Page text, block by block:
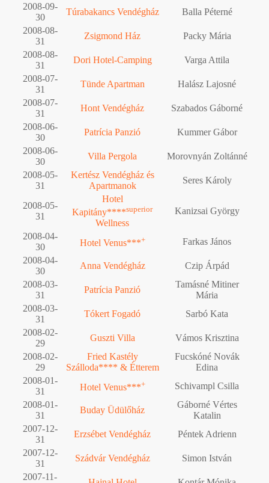
2008-09-
30
Túrabakancs Vendégház
Balla Péterné
2008-08-
31
Zsigmond Ház
Packy Mária
2008-08-
31
Dori Hotel-Camping
Varga Attila
2008-07-
31
Tünde Apartman
Halász Lajosné
2008-07-
31
Hont Vendégház
Szabados Gáborné
2008-06-
30
Patrícia Panzió
Kummer Gábor
2008-06-
30
Villa Pergola
Morovnyán Zoltánné
2008-05-
31
Kertész Vendégház és
Apartmanok
Seres Károly
2008-05-
31
Hotel
Kapitány****superior
Wellness
Kanizsai György
2008-04-
30
Hotel Venus***+
Farkas János
2008-04-
30
Anna Vendégház
Czip Árpád
2008-03-
31
Patrícia Panzió
Tamásné Mitiner
Mária
2008-03-
31
Tókert Fogadó
Sarbó Kata
2008-02-
29
Guszti Villa
Vámos Krisztina
2008-02-
29
Fried Kastély
Szálloda**** & Étterem
Fucskóné Novák
Edina
2008-01-
31
Hotel Venus***+
Schivampl Csilla
2008-01-
31
Buday Üdülőház
Gáborné Vértes
Katalin
2007-12-
31
Erzsébet Vendégház
Péntek Adrienn
2007-12-
31
Szádvár Vendégház
Simon István
2007-11-